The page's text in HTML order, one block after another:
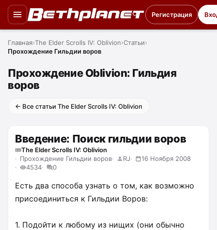
Регистрация
Главная The Elder Scrolls IV: Oblivion Статьи
Прохождение Гильдии воров
Прохождение Oblivion: Гильдия
воров
← Все статьи The Elder Scrolls IV: Oblivion
Введение: Поиск гильдии воров
The Elder Scrolls IV: Oblivion
Прохождение Гильдии воров
RJ
16 Ноября 2008
4534
0
Есть два способа узнать о том, как возможно
присоединиться к Гильдии Воров:
1. Подойти к любому из нищих (они обычно